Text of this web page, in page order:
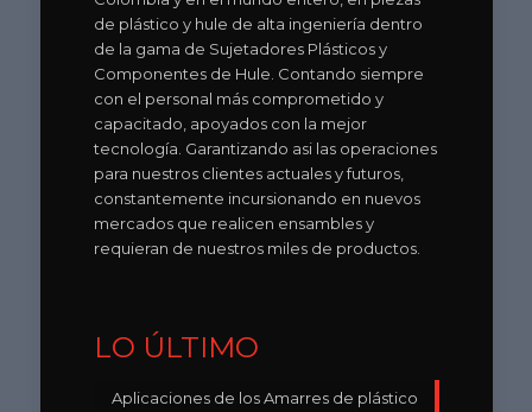
de plástico y hule de alta ingeniería dentro
de la gama de Sujetadores Plásticos y
Componentes de Hule. Contando siempre
con el personal más comprometido y
capacitado, apoyados con la mejor
tecnología. Garantizando asi las operaciones
para nuestros clientes actuales y futuros,
constantemente incursionando en nuevos
mercados que realicen ensambles y
requieran de nuestros miles de productos.
LO ÚLTIMO
Aplicaciones de los Amarres de plástico